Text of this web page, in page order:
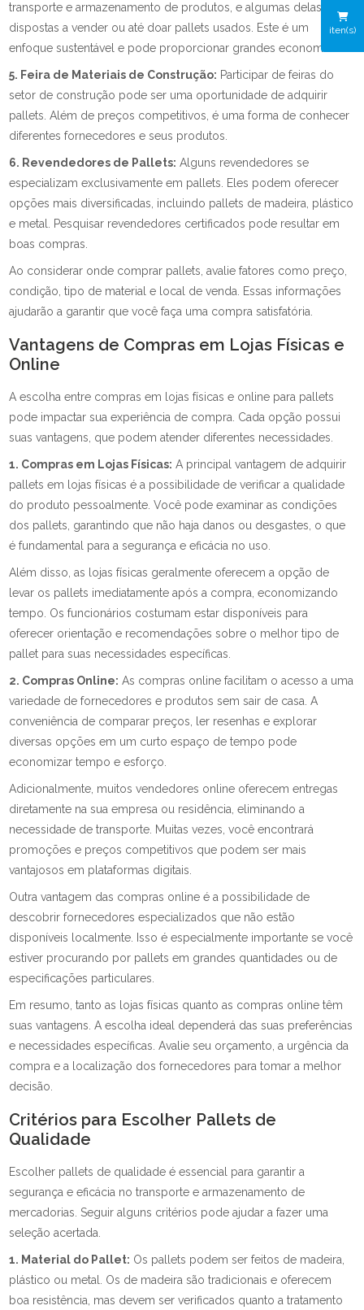
iten(s)
transporte e armazenamento de produtos, e algumas delas estão
dispostas a vender ou até doar pallets usados. Este é um
enfoque sustentável e pode proporcionar grandes economias.
5. Feira de Materiais de Construção: Participar de feiras do
setor de construção pode ser uma oportunidade de adquirir
pallets. Além de preços competitivos, é uma forma de conhecer
diferentes fornecedores e seus produtos.
6. Revendedores de Pallets: Alguns revendedores se
especializam exclusivamente em pallets. Eles podem oferecer
opções mais diversificadas, incluindo pallets de madeira, plástico
e metal. Pesquisar revendedores certificados pode resultar em
boas compras.
Ao considerar onde comprar pallets, avalie fatores como preço,
condição, tipo de material e local de venda. Essas informações
ajudarão a garantir que você faça uma compra satisfatória.
Vantagens de Compras em Lojas Físicas e
Online
A escolha entre compras em lojas físicas e online para pallets
pode impactar sua experiência de compra. Cada opção possui
suas vantagens, que podem atender diferentes necessidades.
1. Compras em Lojas Físicas: A principal vantagem de adquirir
pallets em lojas físicas é a possibilidade de verificar a qualidade
do produto pessoalmente. Você pode examinar as condições
dos pallets, garantindo que não haja danos ou desgastes, o que
é fundamental para a segurança e eficácia no uso.
Além disso, as lojas físicas geralmente oferecem a opção de
levar os pallets imediatamente após a compra, economizando
tempo. Os funcionários costumam estar disponíveis para
oferecer orientação e recomendações sobre o melhor tipo de
pallet para suas necessidades específicas.
2. Compras Online: As compras online facilitam o acesso a uma
variedade de fornecedores e produtos sem sair de casa. A
conveniência de comparar preços, ler resenhas e explorar
diversas opções em um curto espaço de tempo pode
economizar tempo e esforço.
Adicionalmente, muitos vendedores online oferecem entregas
diretamente na sua empresa ou residência, eliminando a
necessidade de transporte. Muitas vezes, você encontrará
promoções e preços competitivos que podem ser mais
vantajosos em plataformas digitais.
Outra vantagem das compras online é a possibilidade de
descobrir fornecedores especializados que não estão
disponíveis localmente. Isso é especialmente importante se você
estiver procurando por pallets em grandes quantidades ou de
especificações particulares.
Em resumo, tanto as lojas físicas quanto as compras online têm
suas vantagens. A escolha ideal dependerá das suas preferências
e necessidades específicas. Avalie seu orçamento, a urgência da
compra e a localização dos fornecedores para tomar a melhor
decisão.
Critérios para Escolher Pallets de
Qualidade
Escolher pallets de qualidade é essencial para garantir a
segurança e eficácia no transporte e armazenamento de
mercadorias. Seguir alguns critérios pode ajudar a fazer uma
seleção acertada.
1. Material do Pallet: Os pallets podem ser feitos de madeira,
plástico ou metal. Os de madeira são tradicionais e oferecem
boa resistência, mas devem ser verificados quanto a tratamento